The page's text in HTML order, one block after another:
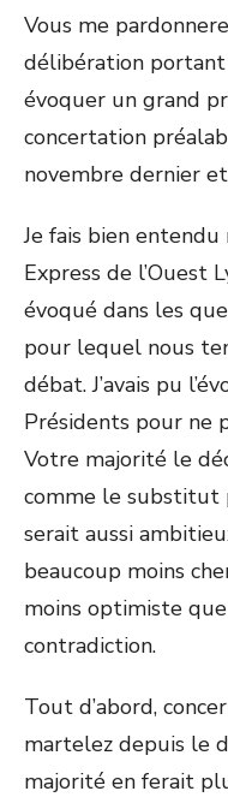
Vous me
délibération
évoquer un grand
concertation
novembre dernier
Je fais bien
Express de l’Ouest
évoqué dans les
pour lequel nous
débat. J’avais pu
Présidents pour ne
Votre majorité le
comme le substitut
serait aussi
beaucoup moins
moins optimiste
contradiction.
Tout d’abord,
martelez depuis le
majorité en ferait